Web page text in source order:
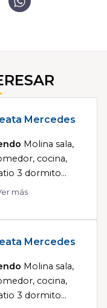
Mercedes
Molina sala,
cocina,
3 dormito...
más
Mercedes
Molina sala,
cocina,
3 dormito...